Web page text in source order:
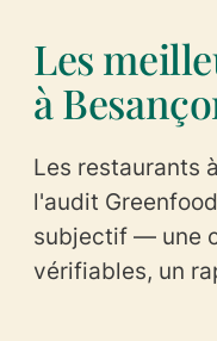
Notre histoire
Les critères de
Les tarifs
Trouver un
Les
à
Les restaurants
l'audit
subjectif — une
vérifiables, un